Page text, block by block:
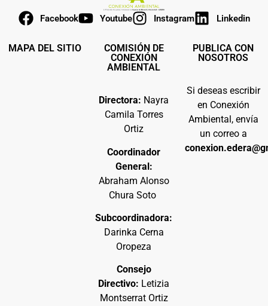
Facebook Youtube Instagram Linkedin
MAPA DEL SITIO
COMISIÓN DE
CONEXIÓN
AMBIENTAL
Directora: Nayra
Camila Torres
Ortiz
Coordinador
General:
Abraham Alonso
Chura Soto
Subcoordinadora:
Darinka Cerna
Oropeza
Consejo
Directivo: Letizia
Montserrat Ortiz
PUBLICA CON
NOSOTROS
Si deseas escribir
en Conexión
Ambiental, envía
un correo a